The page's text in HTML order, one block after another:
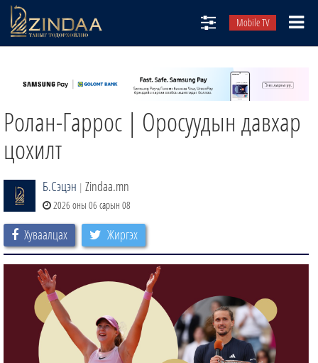
Mobile TV
ТВ8
ӨГЛӨӨНИЙ СОНИН
ЗИНДАА СЭТГҮҮЛ
Ролан-Гаррос | Оросуудын давхар
цохилт
Б.Сэцэн | Zindaa.mn
2026 оны 06 сарын 08
Хуваалцах Жиргэх